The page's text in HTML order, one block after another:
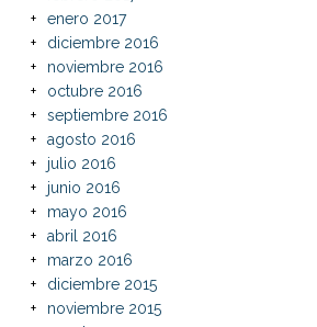
enero 2017
diciembre 2016
noviembre 2016
octubre 2016
septiembre 2016
agosto 2016
julio 2016
junio 2016
mayo 2016
abril 2016
marzo 2016
diciembre 2015
noviembre 2015